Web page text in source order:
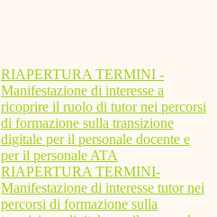
RIAPERTURA TERMINI -
Manifestazione di interesse a
ricoprire il ruolo di tutor nei percorsi
di formazione sulla transizione
digitale per il personale docente e
per il personale ATA
RIAPERTURA TERMINI-
Manifestazione di interesse tutor nei
percorsi di formazione sulla